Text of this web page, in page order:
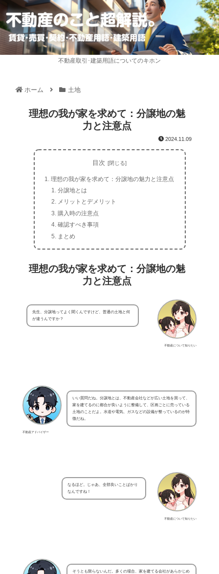
不動産取引･建築用語についてのキホン
ホーム 土地
理想の我が家を求めて：分譲地の魅
力と注意点
2024.11.09
目次
理想の我が家を求めて：分譲地の魅力と注意点
分譲地とは
メリットとデメリット
購入時の注意点
確認すべき事項
まとめ
理想の我が家を求めて：分譲地の魅
力と注意点
不動産について知りたい
先生、分譲地ってよく聞くんですけど、普通の土地と何
が違うんですか？
不動産アドバイザー
いい質問だね。分譲地とは、不動産会社などが広い土地を買って、
家を建てるのに都合が良いように整備して、区画ごとに売っている
土地のことだよ。水道や電気、ガスなどの設備が整っているのが特
徴だね。
不動産について知りたい
なるほど。じゃあ、全部良いことばかり
なんですね！
そうとも限らないんだ。多くの場合、家を建てる会社があらかじめ